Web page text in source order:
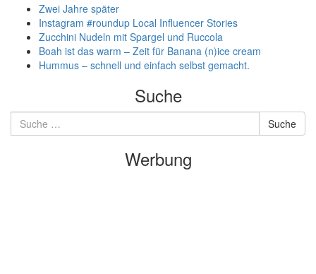
Zwei Jahre später
Instagram #roundup Local Influencer Stories
Zucchini Nudeln mit Spargel und Ruccola
Boah ist das warm – Zeit für Banana (n)ice cream
Hummus – schnell und einfach selbst gemacht.
Suche
Suche
nach:
Suche
Werbung